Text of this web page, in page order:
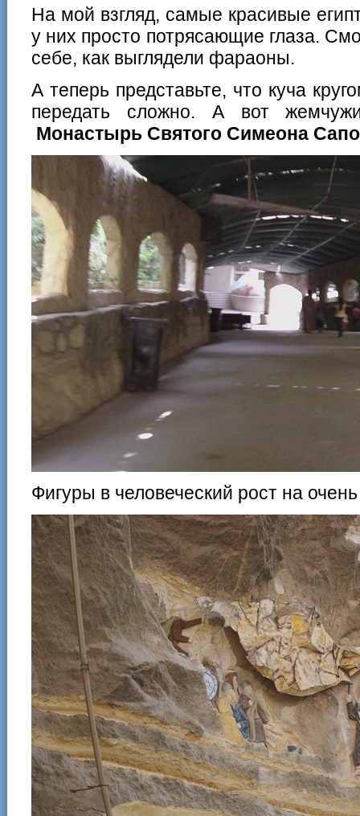
На мой взгляд, самые красивые
у них просто потрясающие глаза.
себе, как выглядели фараоны.
А теперь представьте, что куча
передать сложно. А вот
Монастырь Святого Симеона
Фигуры в человеческий рост на